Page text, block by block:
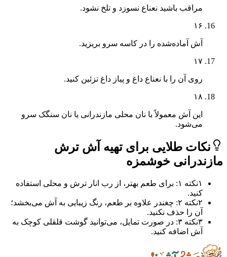
مراقب باشید نعناع نسوزد و تلخ نشود.
آش آماده‌شده را در کاسه سرو بریزید.
روی آن را با نعناع داغ و پیاز داغ تزئین کنید.
این آش معمولاً با نان محلی مازندرانی یا نان سنگک سرو
می‌شود.
طلایی برای تهیه آش ترش
خوشمزه
نکته ۱: برای طعم بهتر، از رب انار ترش و محلی استفاده
نکته ۲: چغندر علاوه بر طعم، رنگ زیبایی به آش می‌بخشد؛
آن را حذف نکنید.
نکته ۳: در صورت تمایل، می‌توانید گوشت قلقلی کوچک به
آش اضافه کنید.